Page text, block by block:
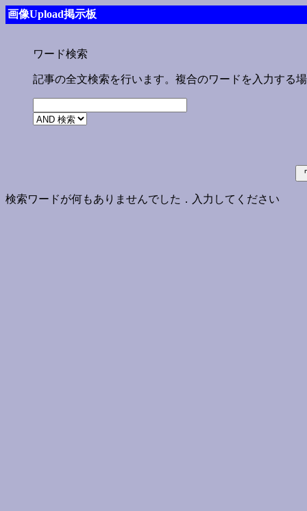
画像Upload掲示板
ワード検索
記事の全文検索を行います。複合のワードを入力する
検索ワードが何もありませんでした．入力してください